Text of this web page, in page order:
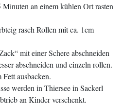
an einem kühlen Ort rasten
rasch Rollen mit ca. 1cm
mit einer Schere abschneiden
abschneiden und einzeln rollen.
ausbacken.
werden in Thiersee in Sackerl
an Kinder verschenkt.